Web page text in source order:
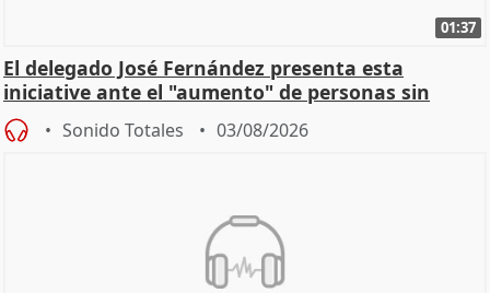
01:37
El delegado José Fernández presenta esta
iniciative ante el "aumento" de personas sin
hogar en Madri
Sonido Totales 03/08/2026